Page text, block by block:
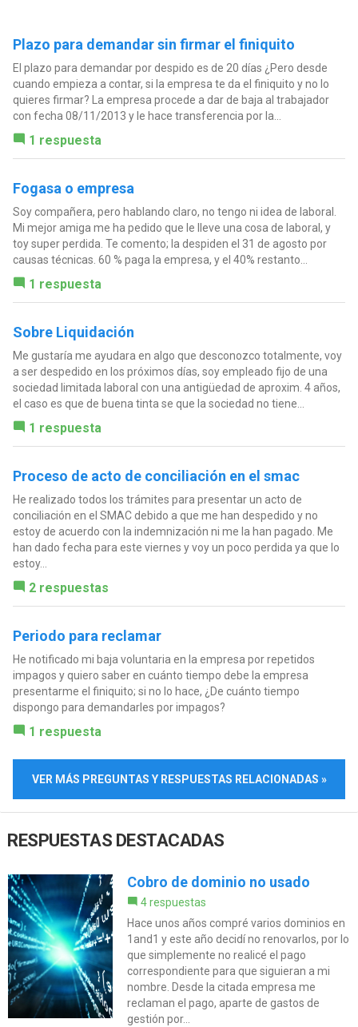
Plazo para demandar sin firmar el finiquito
El plazo para demandar por despido es de 20 días ¿Pero desde
cuando empieza a contar, si la empresa te da el finiquito y no lo
quieres firmar? La empresa procede a dar de baja al trabajador
con fecha 08/11/2013 y le hace transferencia por la...
1 respuesta
Fogasa o empresa
Soy compañera, pero hablando claro, no tengo ni idea de laboral.
Mi mejor amiga me ha pedido que le lleve una cosa de laboral, y
toy super perdida. Te comento; la despiden el 31 de agosto por
causas técnicas. 60 % paga la empresa, y el 40% restanto...
1 respuesta
Sobre Liquidación
Me gustaría me ayudara en algo que desconozco totalmente, voy
a ser despedido en los próximos días, soy empleado fijo de una
sociedad limitada laboral con una antigüedad de aproxim. 4 años,
el caso es que de buena tinta se que la sociedad no tiene...
1 respuesta
Proceso de acto de conciliación en el smac
He realizado todos los trámites para presentar un acto de
conciliación en el SMAC debido a que me han despedido y no
estoy de acuerdo con la indemnización ni me la han pagado. Me
han dado fecha para este viernes y voy un poco perdida ya que lo
estoy...
2 respuestas
Periodo para reclamar
He notificado mi baja voluntaria en la empresa por repetidos
impagos y quiero saber en cuánto tiempo debe la empresa
presentarme el finiquito; si no lo hace, ¿De cuánto tiempo
dispongo para demandarles por impagos?
1 respuesta
VER MÁS PREGUNTAS Y RESPUESTAS RELACIONADAS »
RESPUESTAS DESTACADAS
Cobro de dominio no usado
4 respuestas
Hace unos años compré varios dominios en
1and1 y este año decidí no renovarlos, por lo
que simplemente no realicé el pago
correspondiente para que siguieran a mi
nombre. Desde la citada empresa me
reclaman el pago, aparte de gastos de
gestión por...